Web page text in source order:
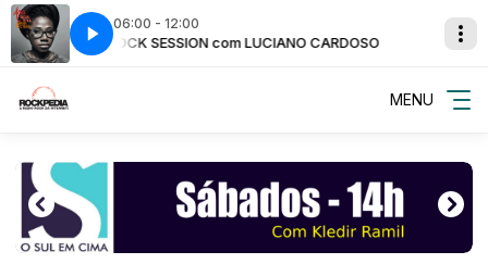
06:00 - 12:00
ROCK SESSION com LUCIANO CARDOSO
Asa - Be My Man
MENU